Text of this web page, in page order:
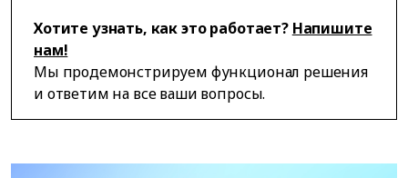
Хотите узнать, как это работает? Напишите
нам!
Мы продемонстрируем функционал решения
и ответим на все ваши вопросы.